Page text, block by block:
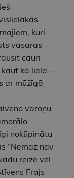
kuri
vasaras
cauri
kā liela –
ar mūžīgā
varoņu
nokūpinātu
“Nemaz nav
reizē vēl
Frajs